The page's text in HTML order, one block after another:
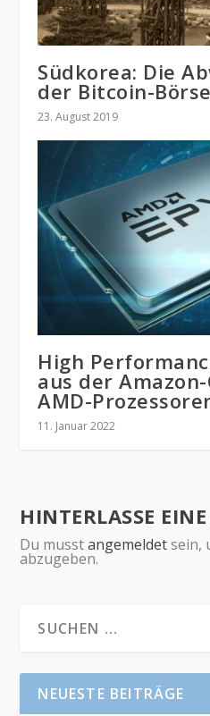
Südkorea: Die
der Bitcoin-
23. August 2019
High
aus der
AMD-
11. Januar 2022
HINTERLASSE
Du musstangemeldetsein,
abzugeben.
NEUESTE BEITRÄGE